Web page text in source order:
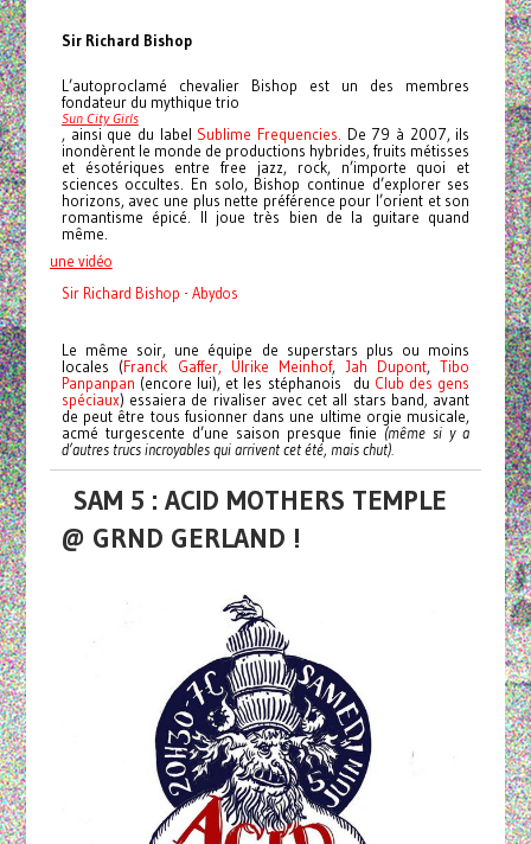
Sir Richard Bishop
L’autoproclamé chevalier Bishop est un des membres
fondateur du mythique trio
Sun City Girls
, ainsi que du label Sublime Frequencies.
De 79 à 2007, ils
inondèrent le monde de productions hybrides, fruits métisses
et ésotériques entre free jazz, rock, n’importe quoi et
sciences occultes. En solo, Bishop continue d’explorer ses
horizons, avec une plus nette préférence pour l’orient et son
romantisme épicé. Il joue très bien de la guitare quand
même.
une vidéo
Sir Richard Bishop - Abydos
Le même soir, une équipe de superstars plus ou moins
locales (Franck Gaffer, Ulrike Meinhof, Jah Dupont,Tibo
Panpanpan (encore lui), et les stéphanois du Club des gens
spéciaux) essaiera de rivaliser avec cet all stars band, avant
de peut être tous fusionner dans une ultime orgie musicale,
acmé turgescente d’une saison presque finie(même si y a
d’autres trucs incroyables qui arrivent cet été, mais chut).
SAM 5 : ACID MOTHERS TEMPLE
@ GRND GERLAND !